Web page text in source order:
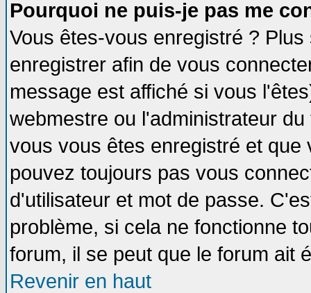
Pourquoi ne puis-je pas me
Vous êtes-vous enregistré ?
enregistrer afin de vous
message est affiché si vous
webmestre ou l'administrateur
vous vous êtes enregistré et
pouvez toujours pas vous
d'utilisateur et mot de passe.
problème, si cela ne fonctionne
forum, il se peut que le forum ait
Revenir en haut